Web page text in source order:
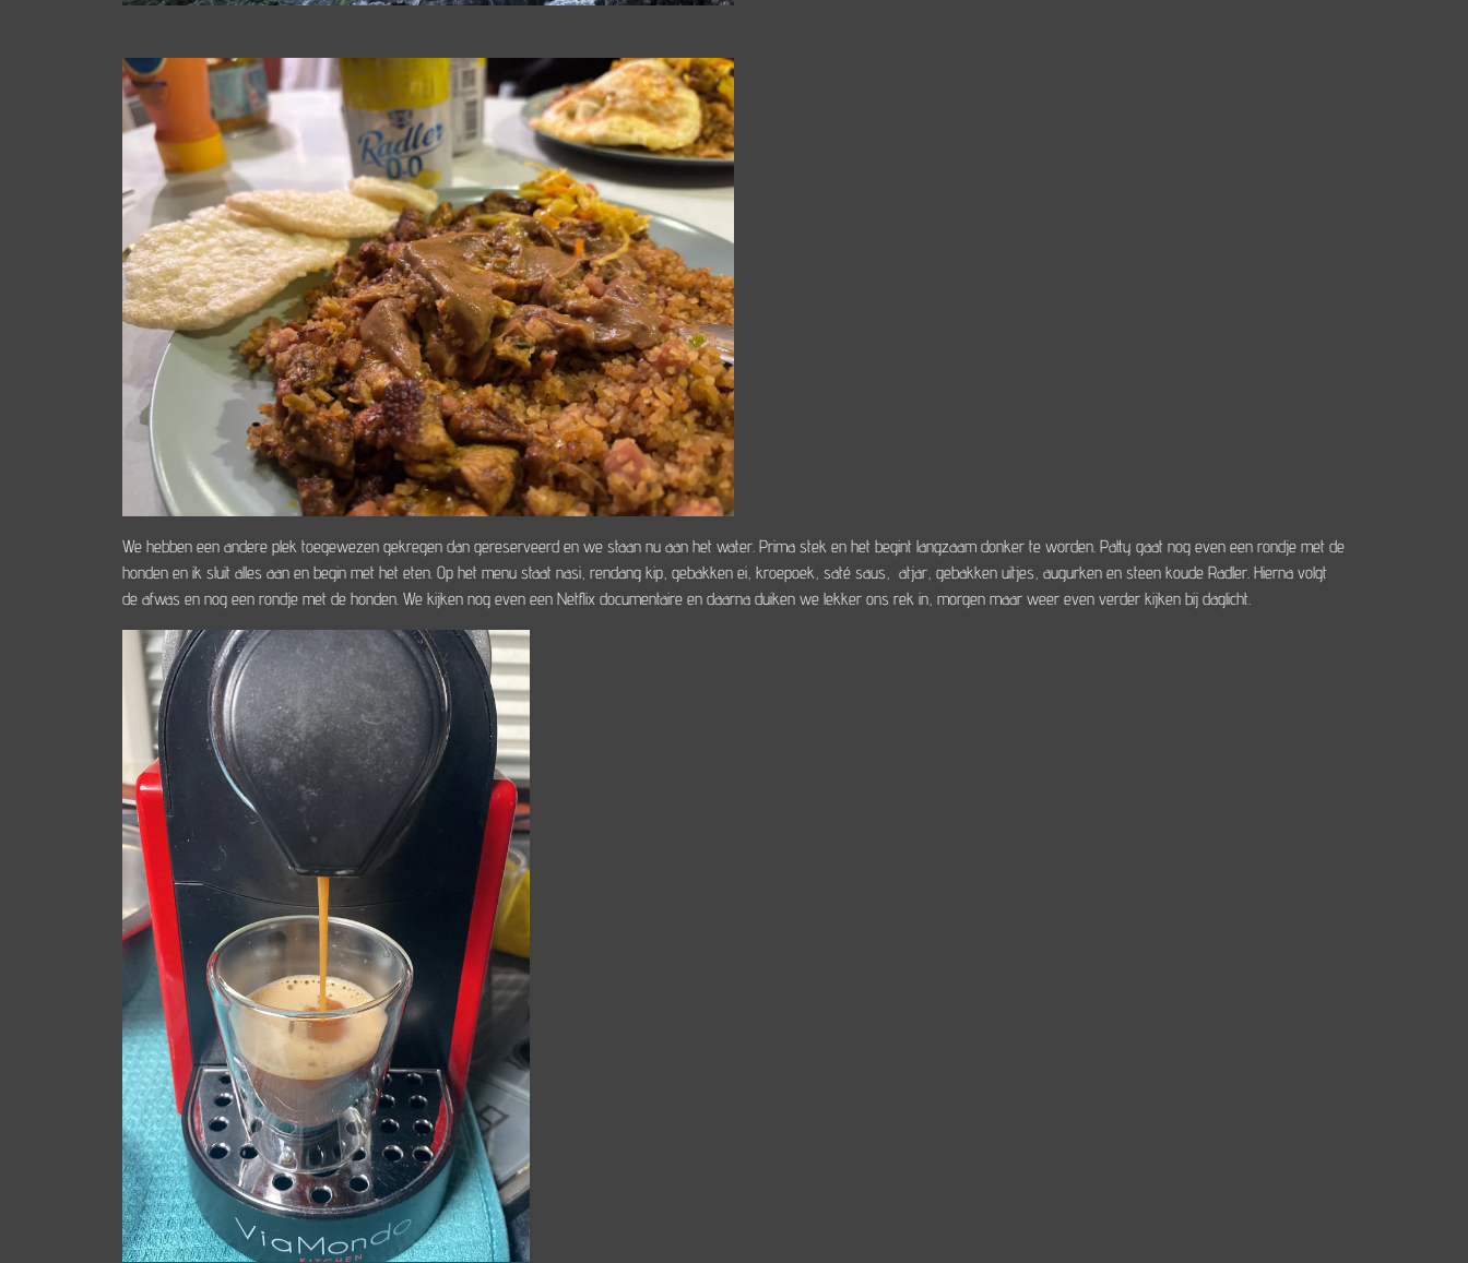
We hebben een andere plek toegewezen gekregen dan gereserveerd en we staan nu aan het water. Prima stek en het begint langzaam donker te worden. Patty gaat nog even een rondje met de
honden en ik sluit alles aan en begin met het eten. Op het menu staat nasi, rendang kip, gebakken ei, kroepoek, saté saus, atjar, gebakken uitjes, augurken en steen koude Radler. Hierna volgt
de afwas en nog een rondje met de honden. We kijken nog even een Netflix documentaire en daarna duiken we lekker ons rek in, morgen maar weer even verder kijken bij daglicht.